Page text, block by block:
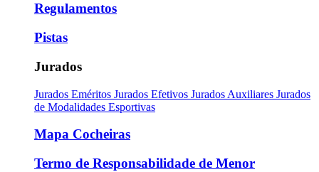
Regulamentos
Pistas
Jurados
Jurados Eméritos Jurados Efetivos Jurados Auxiliares Jurados
de Modalidades Esportivas
Mapa Cocheiras
Termo de Responsabilidade de Menor